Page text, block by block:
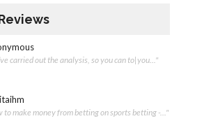
carried out the analysis, so you can to|you..."
to make money from betting on sports betting -..."